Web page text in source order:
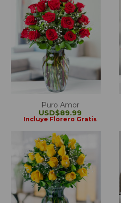
Puro Amor
USD$89.99
Incluye Florero Gratis